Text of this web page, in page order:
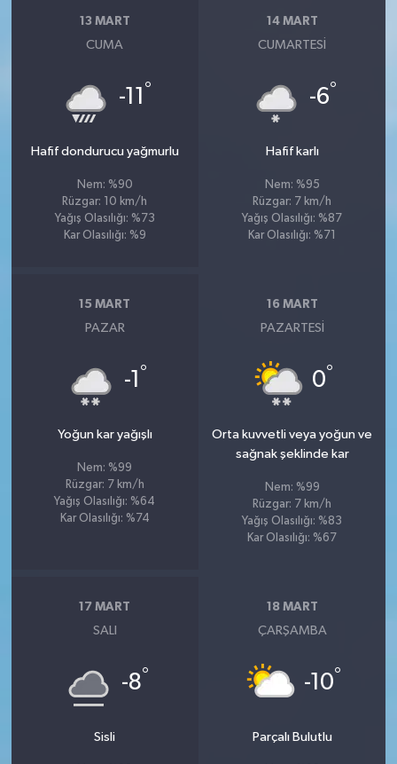
13 MART
CUMA
-11 °
Hafif dondurucu yağmurlu
Nem: %90
Rüzgar: 10 km/h
Yağış Olasılığı: %73
Kar Olasılığı: %9
14 MART
CUMARTESI
-6°
Hafif karlı
Nem: %95
Rüzgar: 7 km/h
Yağış Olasılığı: %87
Kar Olasılığı: %71
15 MART
PAZAR
-1 °
Yoğun kar yağışlı
Nem: %99
Rüzgar: 7 km/h
Yağış Olasılığı: %64
Kar Olasılığı: %74
16 MART
PAZARTESI
0°
Orta kuvvetli veya yoğun ve
sağnak şeklinde kar
Nem: %99
Rüzgar: 7 km/h
Yağış Olasılığı: %83
Kar Olasılığı: %67
17 MART
SALI
-8°
Sisli
18 MART
ÇARŞAMBA
-10°
Parçalı Bulutlu